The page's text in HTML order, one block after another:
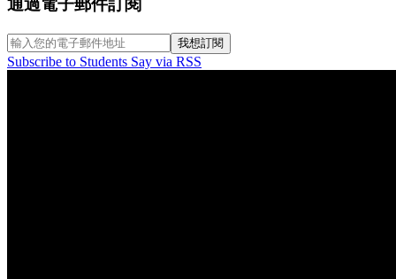
通過電子郵件訂閱
Subscribe to Students Say via RSS